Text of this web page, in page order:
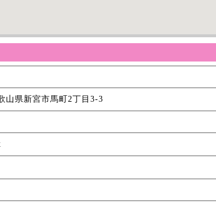
山県新宮市馬町2丁目3-3